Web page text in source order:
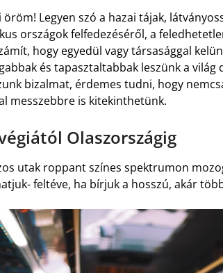
öröm! Legyen szó a hazai tájak,
országok felfedezéséről, a
hogy egyedül vagy társasággal
és tapasztaltabbak leszünk a
bizalmat, érdemes tudni, hogy
messzebbre is kitekinthetünk.
Olaszországig
utak roppant színes spektrumon
feltéve, ha bírjuk a hosszú, akár